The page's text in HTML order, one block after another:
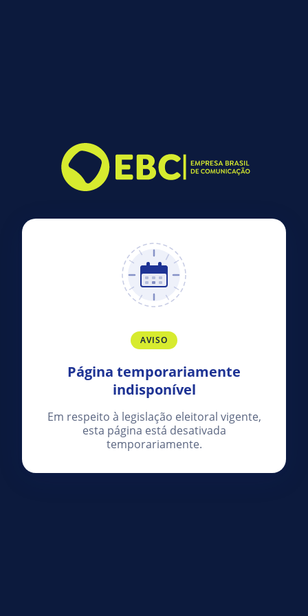
AVISO
Página temporariamente
indisponível
Em respeito à legislação eleitoral vigente,
esta página está desativada
temporariamente.